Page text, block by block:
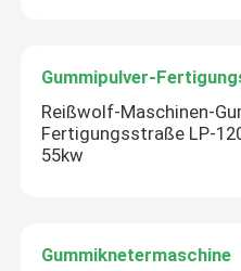
Gummipulver-
Reißwolf-Maschinen-
Fertigungsstraße LP-
55kw
Gummiknetermaschine